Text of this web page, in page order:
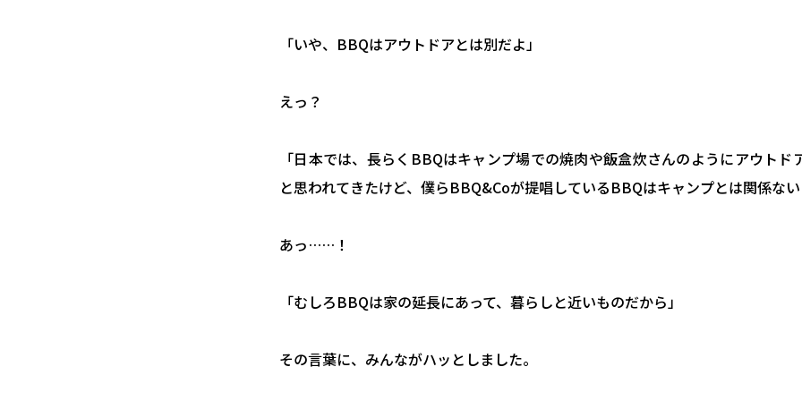
「いや、BBQはアウトドアとは別だよ」
えっ？
「日本では、長らくBBQはキャンプ場での焼肉や飯盒炊さんのようにアウトド
と思われてきたけど、僕らBBQ&Coが提唱しているBBQはキャンプとは関係ない
あっ……！
「むしろBBQは家の延長にあって、暮らしと近いものだから」
その言葉に、みんながハッとしました。